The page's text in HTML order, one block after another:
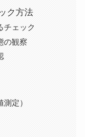
ク方法
チェック
の観察
定）